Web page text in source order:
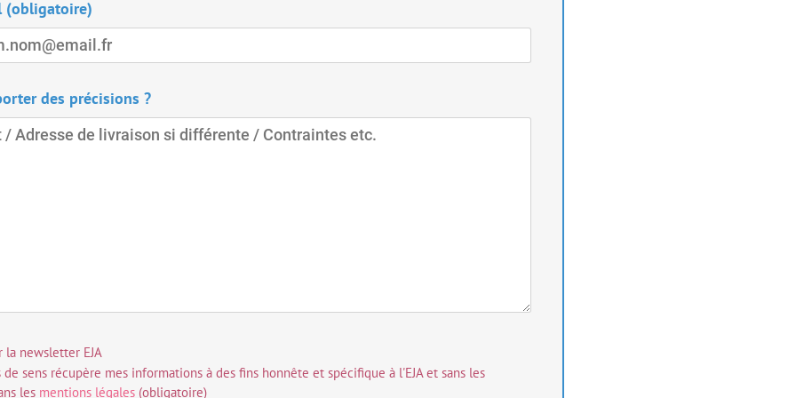
Exemple : prenom.nom@email.fr
(obligatoire)
des précisions ?
la newsletter EJA
de sens récupère mes informations à des fins honnête et spécifique à l'EJA et sans les
les mentions légales (obligatoire)